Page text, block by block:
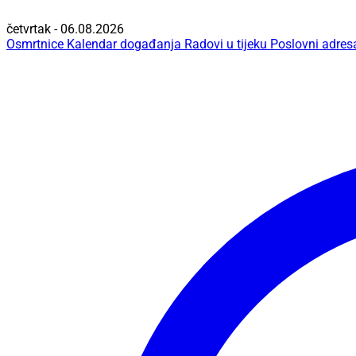
četvrtak - 06.08.2026
Osmrtnice Kalendar događanja Radovi u tijeku Poslovni